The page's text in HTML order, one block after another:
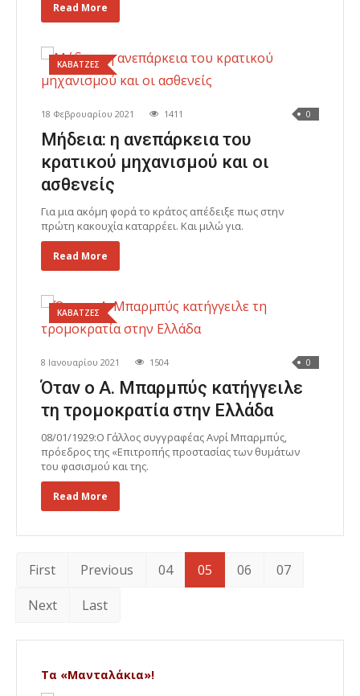
Read More
ΚΑΒΑΤΖΕΣ
18 Φεβρουαρίου 2021 1411 0
Μήδεια: η ανεπάρκεια του
κρατικού μηχανισμού και οι
ασθενείς
Για μια ακόμη φορά το κράτος απέδειξε πως στην
πρώτη κακουχία καταρρέει. Και μιλώ για.
Read More
ΚΑΒΑΤΖΕΣ
8 Ιανουαρίου 2021 1504 0
Όταν ο Α. Μπαρμπύς κατήγγειλε
τη τρομοκρατία στην Ελλάδα
08/01/1929:Ο Γάλλος συγγραφέας Ανρί Μπαρμπύς,
πρόεδρος της «Επιτροπής προστασίας των θυμάτων
του φασισμού και της.
Read More
First Previous 04 05 06
07
Next
Last
Τα «Μανταλάκια»!